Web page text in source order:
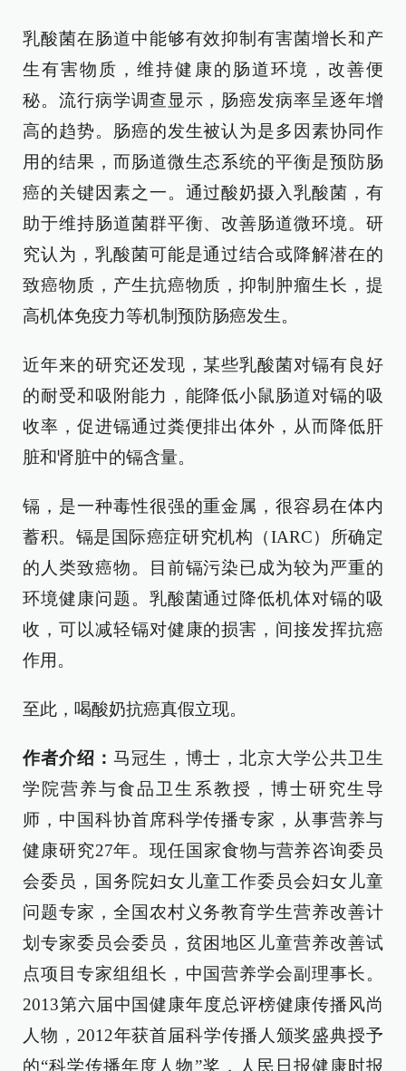
乳酸菌在肠道中能够有效抑制有害菌增长和产
生有害物质，维持健康的肠道环境，改善便
秘。流行病学调查显示，肠癌发病率呈逐年增
高的趋势。肠癌的发生被认为是多因素协同作
用的结果，而肠道微生态系统的平衡是预防肠
癌的关键因素之一。通过酸奶摄入乳酸菌，有
助于维持肠道菌群平衡、改善肠道微环境。研
究认为，乳酸菌可能是通过结合或降解潜在的
致癌物质，产生抗癌物质，抑制肿瘤生长，提
高机体免疫力等机制预防肠癌发生。
近年来的研究还发现，某些乳酸菌对镉有良好
的耐受和吸附能力，能降低小鼠肠道对镉的吸
收率，促进镉通过粪便排出体外，从而降低肝
脏和肾脏中的镉含量。
镉，是一种毒性很强的重金属，很容易在体内
蓄积。镉是国际癌症研究机构（IARC）所确定
的人类致癌物。目前镉污染已成为较为严重的
环境健康问题。乳酸菌通过降低机体对镉的吸
收，可以减轻镉对健康的损害，间接发挥抗癌
作用。
至此，喝酸奶抗癌真假立现。
作者介绍： 马冠生，博士，北京大学公共卫生
学院营养与食品卫生系教授，博士研究生导
师，中国科协首席科学传播专家，从事营养与
健康研究27年。现任国家食物与营养咨询委员
会委员，国务院妇女儿童工作委员会妇女儿童
问题专家，全国农村义务教育学生营养改善计
划专家委员会委员，贫困地区儿童营养改善试
点项目专家组组长，中国营养学会副理事长。
2013第六届中国健康年度总评榜健康传播风尚
人物，2012年获首届科学传播人颁奖盛典授予
的“科学传播年度人物”奖，人民日报健康时报